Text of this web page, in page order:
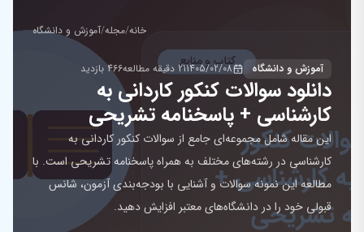
خانه/مجله/آموزش و دانشگاه
آموزش و دانشگاه 1405/02/0821 دقیقه مطالعه 466 بازدید
دانلود سوالات کنکور کاردانی به
کارشناسی + پاسخنامه تشریحی
این مقاله شامل مجموعه‌ای جامع از سوالات کنکور کاردانی به
کارشناسی در رشته‌های مختلف به همراه پاسخنامه تشریحی است. با
مطالعه این نمونه سوالات و آشنایی با بودجه‌بندی آزمون، شانس
قبولی خود را در دانشگاه‌های معتبر افزایش دهید.